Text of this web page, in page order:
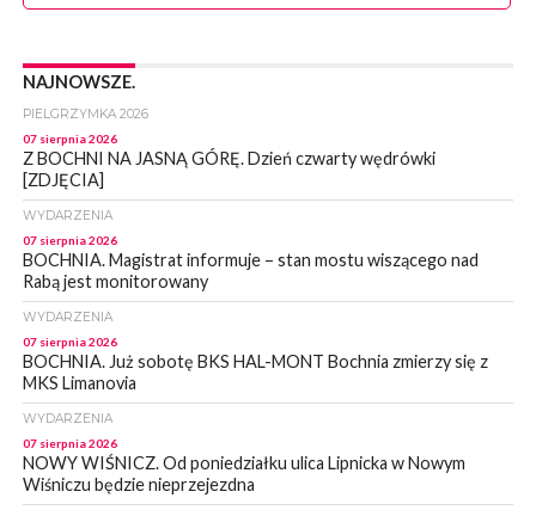
NAJNOWSZE.
PIELGRZYMKA 2026
07 sierpnia 2026
Z BOCHNI NA JASNĄ GÓRĘ. Dzień czwarty wędrówki
[ZDJĘCIA]
WYDARZENIA
07 sierpnia 2026
BOCHNIA. Magistrat informuje – stan mostu wiszącego nad
Rabą jest monitorowany
WYDARZENIA
07 sierpnia 2026
BOCHNIA. Już sobotę BKS HAL-MONT Bochnia zmierzy się z
MKS Limanovia
WYDARZENIA
07 sierpnia 2026
NOWY WIŚNICZ. Od poniedziałku ulica Lipnicka w Nowym
Wiśniczu będzie nieprzejezdna